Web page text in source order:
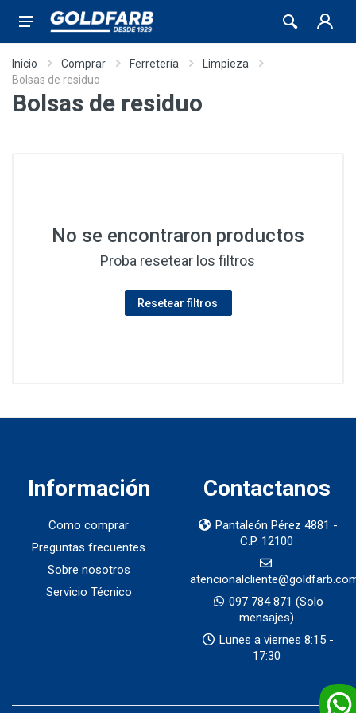
Inicio Comprar Ferretería
Limpieza
Bolsas de residuo
Bolsas de residuo
No se encontraron productos
Proba resetear los filtros
Resetear filtros
Información
Como comprar
Preguntas frecuentes
Sobre nosotros
Servicio Técnico
Contactanos
Pantaleón Pérez 4881 -
C.P. 12100
097 784 871 (Solo
mensajes)
Lunes a viernes 8:15 -
17:30